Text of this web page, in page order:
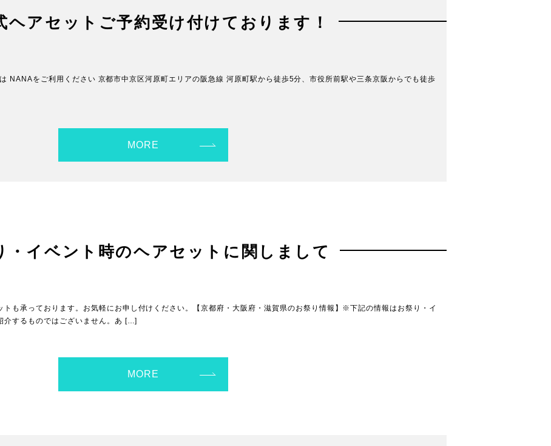
ヘアセットご予約受け付けております！
NANAをご利用ください 京都市中京区河原町エリアの阪急線 河原町駅から徒歩5分、市役所前駅や三条京阪からでも徒歩
MORE
・イベント時のヘアセットに関しまして
トも承っております。お気軽にお申し付けください。【京都府・大阪府・滋賀県のお祭り情報】※下記の情報はお祭り・イ
介するものではございません。あ […]
MORE